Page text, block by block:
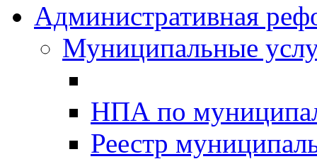
Административная
Муниципальные
НПА по
Реестр